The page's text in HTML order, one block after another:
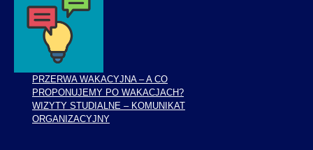
PRZERWA WAKACYJNA – A CO
PROPONUJEMY PO WAKACJACH?
WIZYTY STUDIALNE – KOMUNIKAT
ORGANIZACYJNY